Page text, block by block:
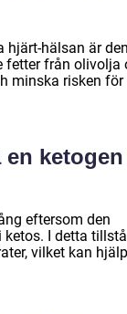
hjärt-hälsan är
fetter från olivolja
minska risken för
ketogen
eftersom den
ketos. I detta
vilket kan